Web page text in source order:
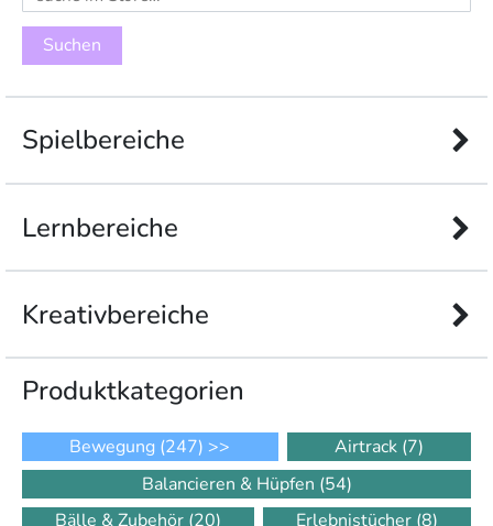
nach:
Spielbereiche
Lernbereiche
Kreativbereiche
Produkt­kategorien
Bewegung (247) >> Airtrack (7)
Balancieren & Hüpfen (54)
Bälle & Zubehör (20) Erlebnistücher (8)